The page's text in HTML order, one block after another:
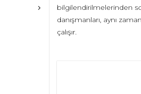
bilgilendirilmelerinden
danışmanları, aynı
çalışır.